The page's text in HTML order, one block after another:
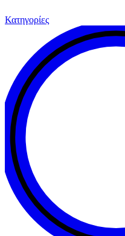
Κατηγορίες